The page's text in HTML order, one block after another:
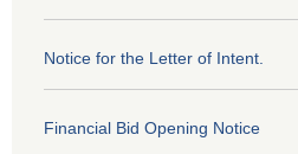
Notice for the Letter of Intent.
Financial Bid Opening Notice